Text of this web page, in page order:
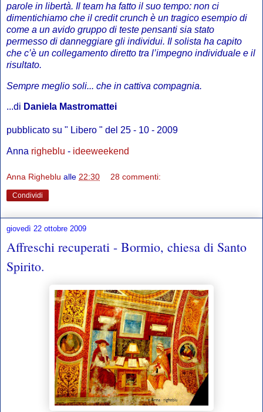
parole in libertà. Il team ha fatto il suo tempo: non ci
dimentichiamo che il credit crunch è un tragico esempio di
come a un avido gruppo di teste pensanti sia stato
permesso di danneggiare gli individui. Il solista ha capito
che c’è un collegamento diretto tra l’impegno individuale e il
risultato.
Sempre meglio soli... che in cattiva compagnia.
...di Daniela Mastromattei
pubblicato su " Libero " del 25 - 10 - 2009
Anna righeblu - ideeweekend
Anna Righeblu alle 22:30 28 commenti:
Condividi
giovedì 22 ottobre 2009
Affreschi recuperati - Bormio, chiesa di Santo
Spirito.